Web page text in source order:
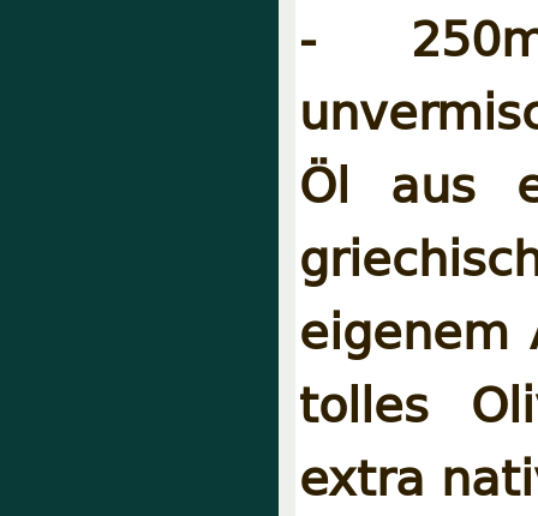
-
Öl aus
eigenem
tolles
extra